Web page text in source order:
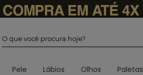
Pele Lábios Olhos Paletas